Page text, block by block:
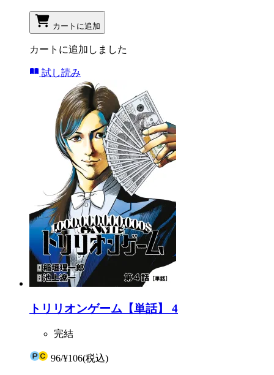
カートに追加
カートに追加しました
試し読み
トリリオンゲーム【単話】 4
完結
96/¥106(税込)